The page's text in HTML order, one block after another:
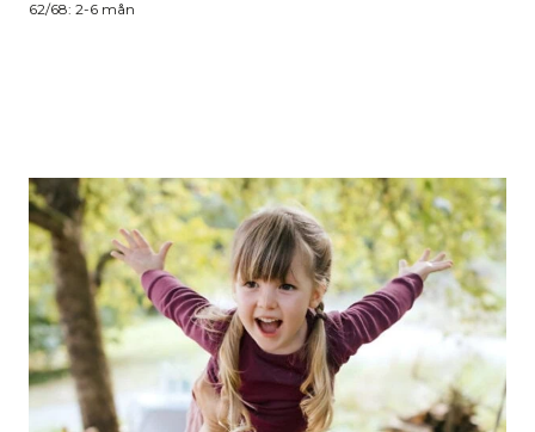
62/68: 2-6 mån